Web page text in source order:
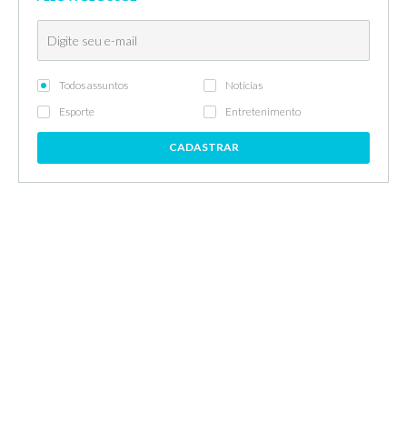
Todos assuntos
Notícias
Esporte
Entretenimento
CADASTRAR